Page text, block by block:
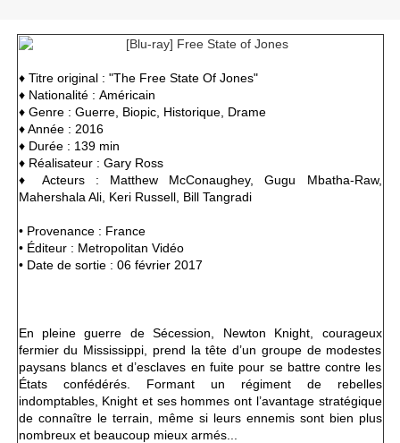
♦ Titre original : "The Free State Of Jones"
♦ Nationalité : Américain
♦ Genre : Guerre, Biopic, Historique, Drame
♦ Année : 2016
♦ Durée : 139 min
♦ Réalisateur : Gary Ross
♦ Acteurs : Matthew McConaughey, Gugu Mbatha-Raw,
Mahershala Ali, Keri Russell, Bill Tangradi
• Provenance : France
• Éditeur : Metropolitan Vidéo
• Date de sortie : 06 février 2017
En pleine guerre de Sécession, Newton Knight, courageux
fermier du Mississippi, prend la tête d’un groupe de modestes
paysans blancs et d’esclaves en fuite pour se battre contre les
États confédérés. Formant un régiment de rebelles
indomptables, Knight et ses hommes ont l’avantage stratégique
de connaître le terrain, même si leurs ennemis sont bien plus
nombreux et beaucoup mieux armés...